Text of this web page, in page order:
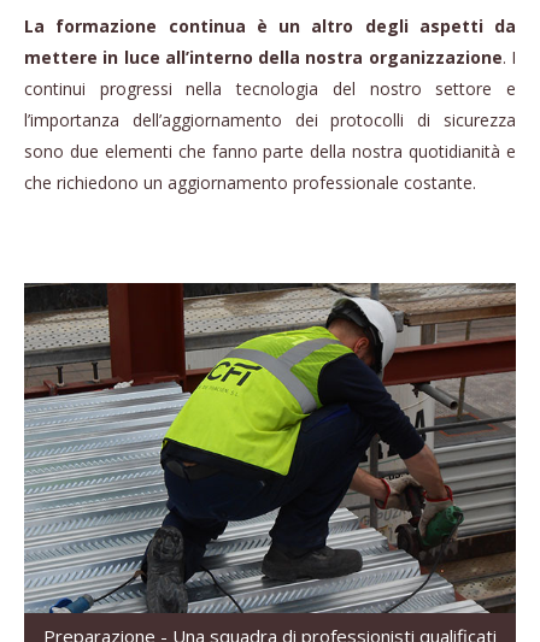
La formazione continua è un altro degli aspetti da
mettere in luce all’interno della nostra organizzazione. I
continui progressi nella tecnologia del nostro settore e
l’importanza dell’aggiornamento dei protocolli di sicurezza
sono due elementi che fanno parte della nostra quotidianità e
che richiedono un aggiornamento professionale costante.
Preparazione - Una squadra di professionisti qualificati